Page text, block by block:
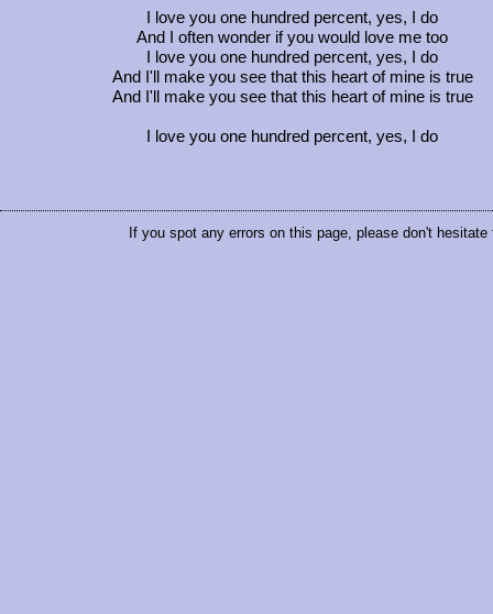
I love you one hundred percent, yes, I do
And I often wonder if you would love me too
I love you one hundred percent, yes, I do
And I'll make you see that this heart of mine is true
And I'll make you see that this heart of mine is true
I love you one hundred percent, yes, I do
If you spot any errors on this page, please don't